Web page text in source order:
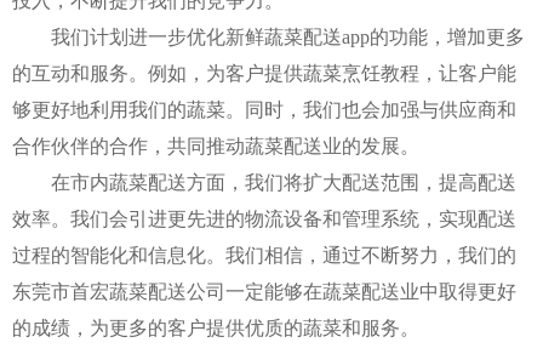
我们计划进一步优化新鲜蔬菜配送app的功能，增加更多
的互动和服务。例如，为客户提供蔬菜烹饪教程，让客户能
够更好地利用我们的蔬菜。同时，我们也会加强与供应商和
合作伙伴的合作，共同推动蔬菜配送业的发展。
在市内蔬菜配送方面，我们将扩大配送范围，提高配送
效率。我们会引进更先进的物流设备和管理系统，实现配送
过程的智能化和信息化。我们相信，通过不断努力，我们的
东莞市首宏蔬菜配送公司一定能够在蔬菜配送业中取得更好
的成绩，为更多的客户提供优质的蔬菜和服务。